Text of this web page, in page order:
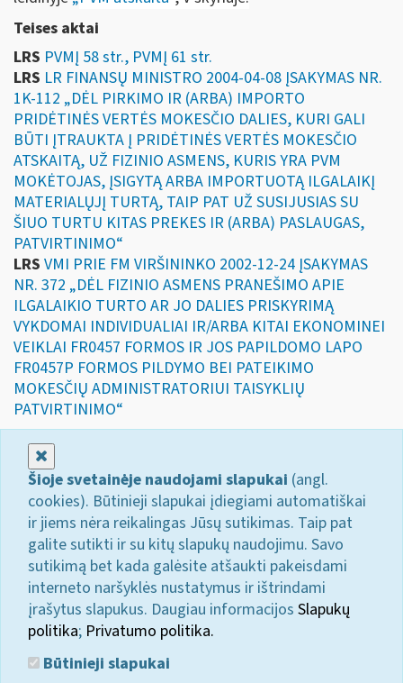
Teises aktai
LRS PVMĮ 58 str., PVMĮ 61 str.
LRS LR FINANSŲ MINISTRO 2004-04-08 ĮSAKYMAS NR.
1K-112 „DĖL PIRKIMO IR (ARBA) IMPORTO
PRIDĖTINĖS VERTĖS MOKESČIO DALIES, KURI GALI
BŪTI ĮTRAUKTA Į PRIDĖTINĖS VERTĖS MOKESČIO
ATSKAITĄ, UŽ FIZINIO ASMENS, KURIS YRA PVM
MOKĖTOJAS, ĮSIGYTĄ ARBA IMPORTUOTĄ ILGALAIKĮ
MATERIALŲJĮ TURTĄ, TAIP PAT UŽ SUSIJUSIAS SU
ŠIUO TURTU KITAS PREKES IR (ARBA) PASLAUGAS,
PATVIRTINIMO“
LRS VMI PRIE FM VIRŠININKO 2002-12-24 ĮSAKYMAS
NR. 372 „DĖL FIZINIO ASMENS PRANEŠIMO APIE
ILGALAIKIO TURTO AR JO DALIES PRISKYRIMĄ
VYKDOMAI INDIVIDUALIAI IR/ARBA KITAI EKONOMINEI
VEIKLAI FR0457 FORMOS IR JOS PAPILDOMO LAPO
FR0457P FORMOS PILDYMO BEI PATEIKIMO
MOKESČIŲ ADMINISTRATORIUI TAISYKLIŲ
PATVIRTINIMO“
Šioje svetainėje naudojami slapukai (angl.
cookies). Būtinieji slapukai įdiegiami automatiškai
ir jiems nėra reikalingas Jūsų sutikimas. Taip pat
galite sutikti ir su kitų slapukų naudojimu. Savo
sutikimą bet kada galėsite atšaukti pakeisdami
interneto naršyklės nustatymus ir ištrindami
įrašytus slapukus. Daugiau informacijos Slapukų
politika; Privatumo politika.
Būtinieji slapukai